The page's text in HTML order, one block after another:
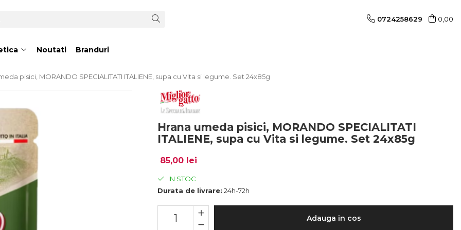
0724258629 0,00
Noutati Branduri
pisici, MORANDO SPECIALITATI ITALIENE, supa cu Vita si legume. Set 24x85g
Hrana umeda pisici, MORANDO SPECIALITATI
ITALIENE, supa cu Vita si legume. Set 24x85g
85,00 lei
IN STOC
Durata de livrare: 24h-72h
Adauga in cos